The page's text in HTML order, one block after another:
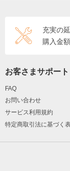
充実の
購入金
お客さまサポート
FAQ
お問い合わせ
サービス利用規約
特定商取引法に基づく